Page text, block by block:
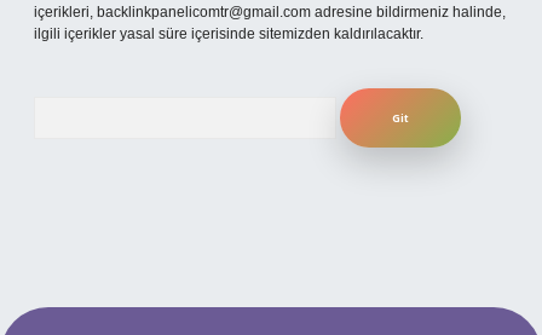
içerikleri, backlinkpanelicomtr@gmail.com adresine bildirmeniz halinde,
ilgili içerikler yasal süre içerisinde sitemizden kaldırılacaktır.